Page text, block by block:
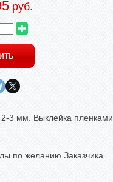
руб.
3 мм. Выклейка
по желанию Заказчика.